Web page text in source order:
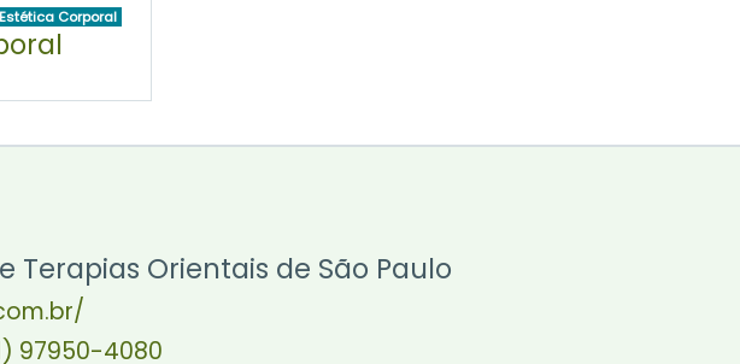
Corporal
Terapias Orientais de São Paulo
97950-4080